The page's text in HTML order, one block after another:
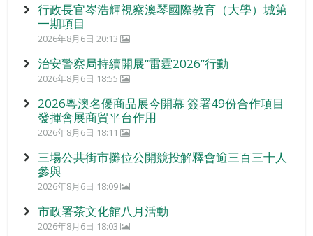
行政長官岑浩輝視察澳琴國際教育（大學）城第
一期項目
2026年8月6日 20:13
治安警察局持續開展“雷霆2026”行動
2026年8月6日 18:55
2026粵澳名優商品展今開幕 簽署49份合作項目
發揮會展商貿平台作用
2026年8月6日 18:11
三場公共街市攤位公開競投解釋會逾三百三十人
參與
2026年8月6日 18:09
市政署茶文化館八月活動
2026年8月6日 18:03